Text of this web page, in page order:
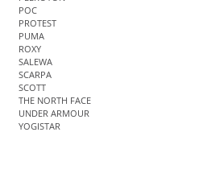
POC
PROTEST
PUMA
ROXY
SALEWA
SCARPA
SCOTT
THE NORTH FACE
UNDER ARMOUR
YOGISTAR